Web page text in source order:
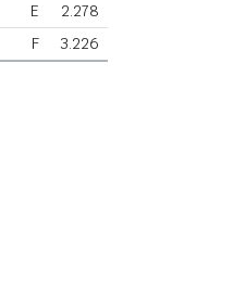
E
2.278
F 3.226